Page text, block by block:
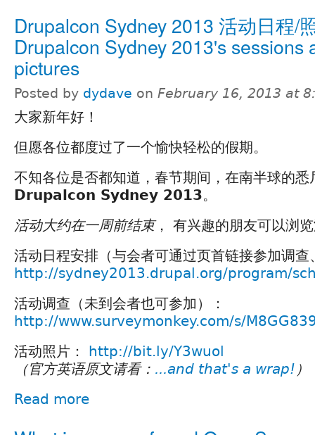
Drupalcon Sydney 2013 活动日程/
Drupalcon Sydney 2013's sessions
pictures
Posted by dydave on February 16, 2013 at
大家新年好！
但愿各位都度过了一个愉快轻松的假期。
不知各位是否都知道，春节期间，在南半球的悉
Drupalcon Sydney 2013。
活动大约在一周前结束， 有兴趣的朋友可以浏览
活动日程安排（与会者可通过页首链接参加调查
http://sydney2013.drupal.org/program/
活动调查（未到会者也可参加）：
http://www.surveymonkey.com/s/
活动照片： http://bit.ly/Y3wuol
（官方英语原文请看： ...and that's a wrap! ）
Read more